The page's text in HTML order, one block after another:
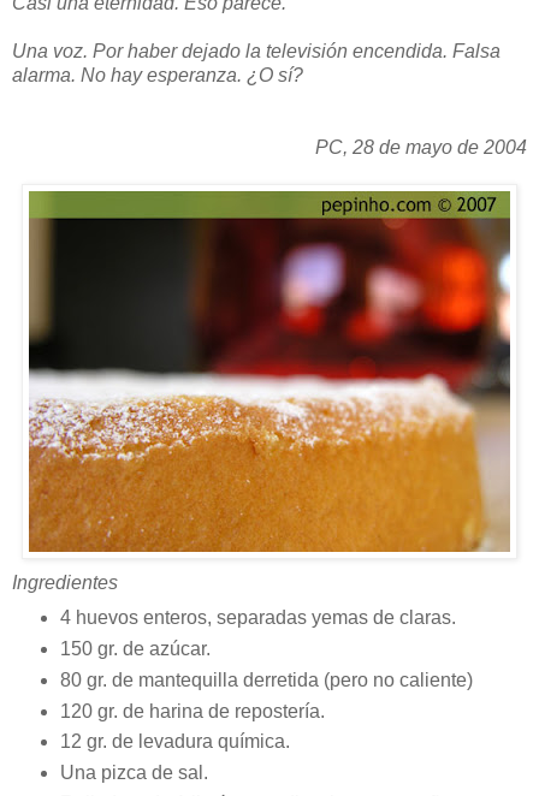
Una voz. Por haber dejado la televisión encendida. Falsa
alarma. No hay esperanza. ¿O sí?
PC, 28 de mayo de 2004
Ingredientes
4 huevos enteros, separadas yemas de claras.
150 gr. de azúcar.
80 gr. de mantequilla derretida (pero no caliente)
120 gr. de harina de repostería.
12 gr. de levadura química.
Una pizca de sal.